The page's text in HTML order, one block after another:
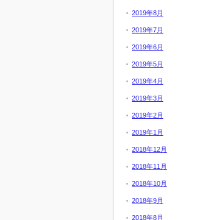
2019年8月
2019年7月
2019年6月
2019年5月
2019年4月
2019年3月
2019年2月
2019年1月
2018年12月
2018年11月
2018年10月
2018年9月
2018年8月